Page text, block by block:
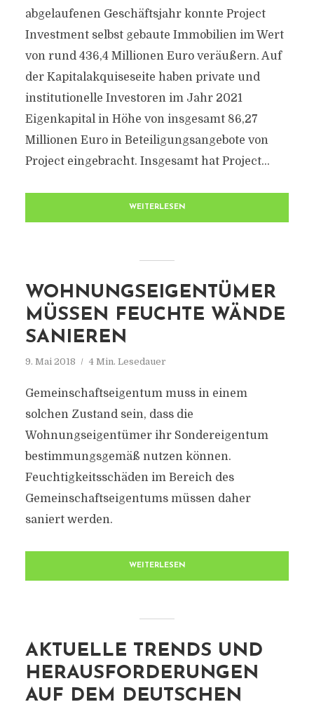
abgelaufenen Geschäftsjahr konnte Project
Investment selbst gebaute Immobilien im Wert
von rund 436,4 Millionen Euro veräußern. Auf
der Kapitalakquiseseite haben private und
institutionelle Investoren im Jahr 2021
Eigenkapital in Höhe von insgesamt 86,27
Millionen Euro in Beteiligungsangebote von
Project eingebracht. Insgesamt hat Project...
WEITERLESEN
WOHNUNGSEIGENTÜMER
MÜSSEN FEUCHTE WÄNDE
SANIEREN
9. Mai 2018 4 Min. Lesedauer
Gemeinschaftseigentum muss in einem
solchen Zustand sein, dass die
Wohnungseigentümer ihr Sondereigentum
bestimmungsgemäß nutzen können.
Feuchtigkeitsschäden im Bereich des
Gemeinschaftseigentums müssen daher
saniert werden.
WEITERLESEN
AKTUELLE TRENDS UND
HERAUSFORDERUNGEN
AUF DEM DEUTSCHEN